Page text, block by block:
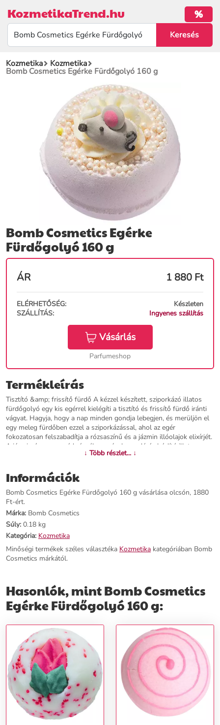
KozmetikaTrend.hu %
Kozmetika Kozmetika
Bomb Cosmetics Egérke Fürdőgolyó 160 g
Bomb Cosmetics Egérke
Fürdőgolyó 160 g
ÁR 1 880 Ft
ELÉRHETŐSÉG:
Készleten
SZÁLLÍTÁS:
Ingyenes szállítás
Vásárlás
Parfumeshop
Termékleírás
Tisztító &amp; frissítő fürdő A kézzel készített, sziporkázó illatos
fürdőgolyó egy kis egérrel kielégíti a tisztító és frissítő fürdő iránti
vágyat. Hagyja, hogy a nap minden gondja lebegjen, és merüljön el
egy meleg fürdőben ezzel a sziporkázással, ahol az egér
fokozatosan felszabadítja a rózsaszínű és a jázmin illóolajok elixírjét.
A jázmin és a gyengéd rózsák magával ragadó és bódító illata
jótékony hatással van az emberi pszichére. Nyugtatja és oldja a
afrodiziákum tulajdonságokkal rendelkezik.
További információk>>
↓ Több részlet... ↓
Információk
Bomb Cosmetics Egérke Fürdőgolyó 160 g vásárlása olcsón, 1880
Ft-ért.
Márka: Bomb Cosmetics
Súly: 0.18 kg
Kategória: Kozmetika
Minőségi termékek széles választéka Kozmetika kategóriában Bomb
Cosmetics márkától.
Hasonlók, mint Bomb Cosmetics
Egérke Fürdőgolyó 160 g: